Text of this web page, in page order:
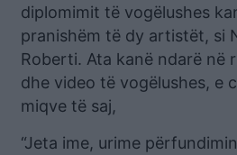
diplomimit të vogëlushes
pranishëm të dy artistët, si
Roberti. Ata kanë ndarë në
dhe video të vogëlushes, e
miqve të saj,
“Jeta ime, urime